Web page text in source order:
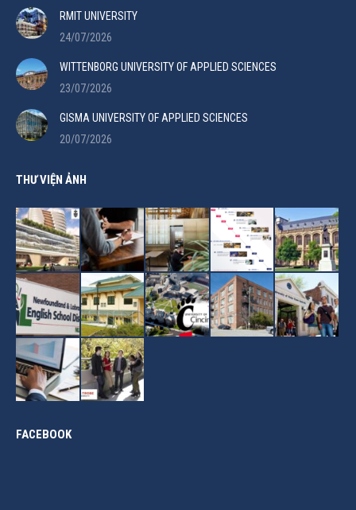
RMIT UNIVERSITY
24/07/2026
WITTENBORG UNIVERSITY OF APPLIED SCIENCES
23/07/2026
GISMA UNIVERSITY OF APPLIED SCIENCES
20/07/2026
THƯ VIỆN ẢNH
FACEBOOK